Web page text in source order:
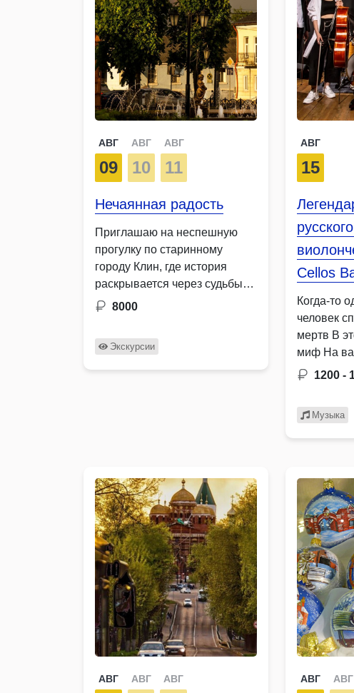
АВГ
09
АВГ
10
АВГ
11
Нечаянная радость
Приглашаю на неспешную
прогулку по старинному
городу Клин, где история
раскрывается через судьбы
людей, старинные трактиры и
8000
Экскурсии
АВГ
15
Cellos
Когда-то
человек
мертв В
миф На
1200 -
Музыка
АВГ АВГ АВГ АВГ АВГ